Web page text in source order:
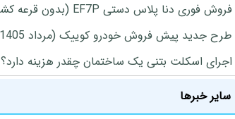
فروش فوری دنا پلاس دستی EF7P (بدون قرعه کشی)
طرح جدید پیش فروش خودرو کوییک (مرداد 1405)
اجرای اسکلت بتنی یک ساختمان چقدر هزینه دارد؟
سایر خبرها